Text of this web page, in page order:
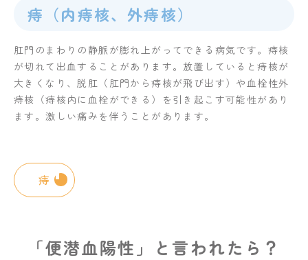
痔（内痔核、外痔核）
肛門のまわりの静脈が膨れ上がってできる病気です。痔核
が切れて出血することがあります。放置していると痔核が
大きくなり、脱肛（肛門から痔核が飛び出す）や血栓性外
痔核（痔核内に血栓ができる）を引き起こす可能性があり
ます。激しい痛みを伴うことがあります。
痔
「便潜血陽性」と言われたら？